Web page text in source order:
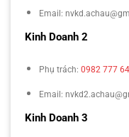
Email:
Kinh Doanh 2
Phụ trách: 0982 777
Email:
Kinh Doanh 3